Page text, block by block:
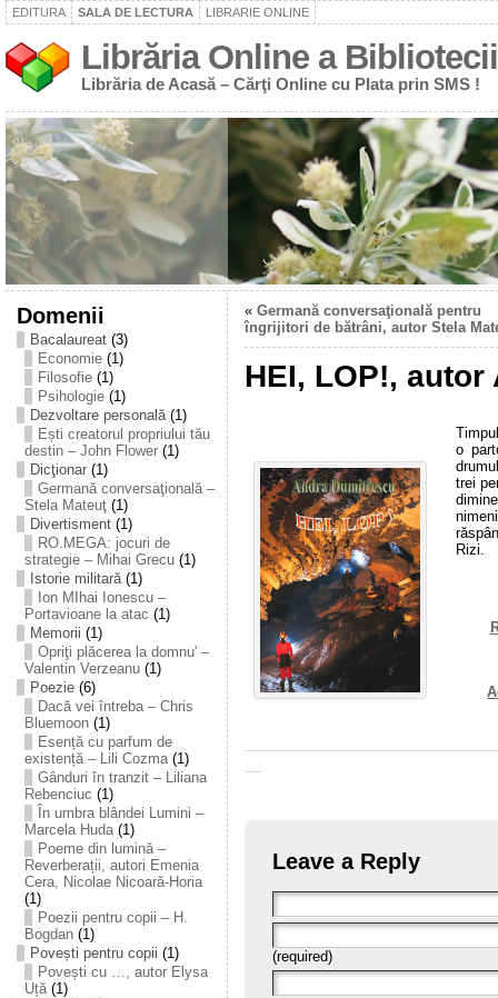
EDITURA SALA DE LECTURA LIBRARIE ONLINE
Librăria Online a
Librăria de Acasă – Cărţi Online cu Plata prin SMS !
Domenii
Bacalaureat(3)
Economie(1)
Filosofie(1)
Psihologie(1)
Dezvoltare personală(1)
Ești creatorul propriului tău
destin – John Flower(1)
Dicţionar(1)
Germană conversaţională –
Stela Mateuţ(1)
Divertisment(1)
RO.MEGA: jocuri de
strategie – Mihai Grecu(1)
Istorie militară(1)
Ion MIhai Ionescu –
Portavioane la atac (1)
Memorii (1)
Opriţi plăcerea la domnu' –
Valentin Verzeanu(1)
Poezie(6)
Dacă vei întreba – Chris
Bluemoon(1)
Esență cu parfum de
existență – Lili Cozma(1)
Gânduri în tranzit – Liliana
Rebenciuc (1)
În umbra blândei Lumini –
Marcela Huda(1)
Poeme din lumină –
Reverberații, autori Emenia
Cera, Nicolae Nicoară-Horia
(1)
Poezii pentru copii – H.
Bogdan(1)
Povești pentru copii (1)
Povești cu …, autor Elysa
Uță(1)
« Germană conversaţională pentru
îngrijitori de bătrâni, autor Stela
HEI, LOP!,
o
trei
Rizi.
Leave a Reply
(required)